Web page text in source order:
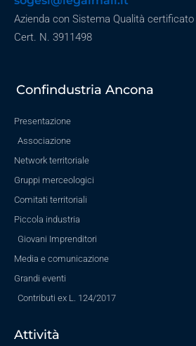
Azienda con Sistema Qualità certificato
Cert. N. 3911498
Confindustria Ancona
Presentazione
Associazione
Network territoriale
Gruppi merceologici
Comitati territoriali
Piccola industria
Giovani Imprenditori
Media e comunicazione
Grandi eventi
Contributi ex L. 124/2017
Attività